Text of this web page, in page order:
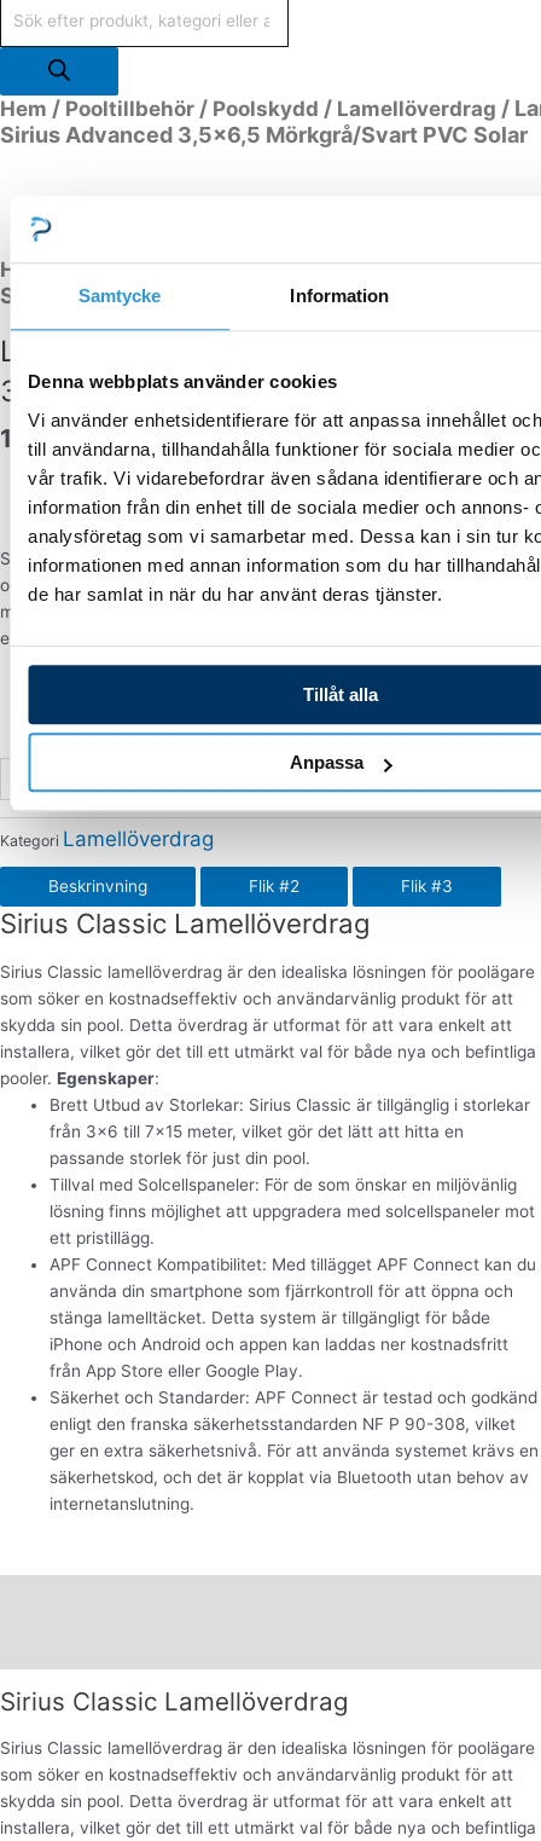
Samtycke Information
Denna webbplats använder cookies
Vi använder enhetsidentifierare för att anpassa innehållet
till användarna, tillhandahålla funktioner för sociala medier
vår trafik. Vi vidarebefordrar även sådana identifierare och
information från din enhet till de sociala medier och annons-
analysföretag som vi samarbetar med. Dessa kan i sin tur
informationen med annan information som du har
de har samlat in när du har använt deras tjänster.
Tillåt alla
Anpassa
Hem / Pooltillbehör / Poolskydd / Lamellöverdrag /
Sirius Advanced 3,5×6,5 Mörkgrå/Svart PVC Solar
Hem/Pooltillbehör/Poolskydd/Lamellöverdrag/
Sirius Advanced 3,5×6,5 Mörkgrå/Svart PVC Solar
Lamellöverdrag Sirius Advanced
3,5×6,5 Mörkgrå/Svart PVC Solar
122 102,00kr
Sirius Classic är mer än bara ett skydd för din pool; det är en modern
och teknisk lösning som ger dig full kontroll och översikt över din pool
med bara några få klick på din smartphone. Välj Sirius Classic för att
enkelt hålla din pool ren och säker året runt.
Använd din telefon som fjärrkontroll med APF Connect
Lamellöverdrag
Sirius
Mörkgrå/Svart
Solar
mängd
Kategori Lamellöverdrag
Beskrinvning Flik #2 Flik #3
Sirius Classic Lamellöverdrag
Sirius Classic lamellöverdrag är den idealiska lösningen för poolägare
som söker en kostnadseffektiv och användarvänlig produkt för att
skydda sin pool. Detta överdrag är utformat för att vara enkelt att
installera, vilket gör det till ett utmärkt val för både nya och befintliga
pooler. Egenskaper:
Brett Utbud av Storlekar: Sirius Classic är tillgänglig i storlekar
från 3×6 till 7×15 meter, vilket gör det lätt att hitta en
passande storlek för just din pool.
Tillval med Solcellspaneler: För de som önskar en miljövänlig
lösning finns möjlighet att uppgradera med solcellspaneler mot
ett pristillägg.
APF Connect Kompatibilitet: Med tillägget APF Connect kan du
använda din smartphone som fjärrkontroll för att öppna och
stänga lamelltäcket. Detta system är tillgängligt för både
iPhone och Android och appen kan laddas ner kostnadsfritt
från App Store eller Google Play.
Säkerhet och Standarder: APF Connect är testad och godkänd
enligt den franska säkerhetsstandarden NF P 90-308, vilket
ger en extra säkerhetsnivå. För att använda systemet krävs en
säkerhetskod, och det är kopplat via Bluetooth utan behov av
internetanslutning.
Sirius Classic Lamellöverdrag
Sirius Classic lamellöverdrag är den idealiska lösningen för poolägare
som söker en kostnadseffektiv och användarvänlig produkt för att
skydda sin pool. Detta överdrag är utformat för att vara enkelt att
installera, vilket gör det till ett utmärkt val för både nya och befintliga